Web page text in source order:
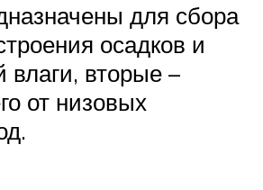
для сбора
осадков и
влаги, вторые –
от низовых